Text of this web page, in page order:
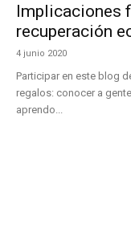
Implicaciones
recuperación
4 junio 2020
Participar en este blog
regalos: conocer a
aprendo...